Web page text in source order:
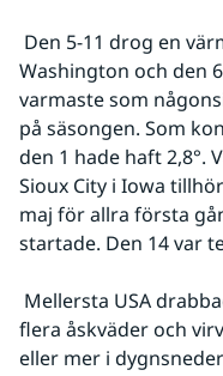
Washington och den
varmaste som
på säsongen. Som
den 1 hade haft 2,8°.
Sioux City i Iowa
maj för allra första
startade. Den 14 var
flera åskväder och
eller mer i